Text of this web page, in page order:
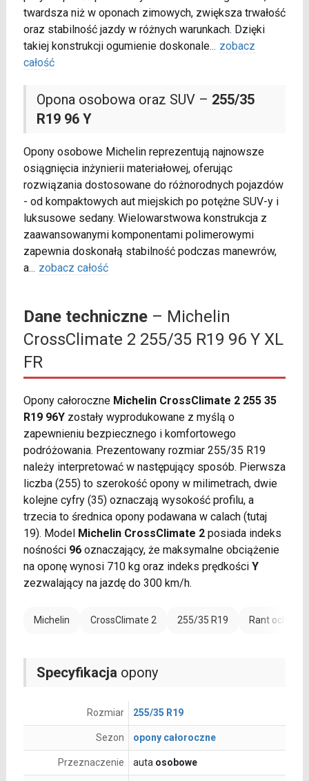
twardsza niż w oponach zimowych, zwiększa trwałość
oraz stabilność jazdy w różnych warunkach. Dzięki
takiej konstrukcji ogumienie doskonale... zobacz
całość
Opona osobowa oraz SUV – 255/35
R19 96 Y
Opony osobowe Michelin reprezentują najnowsze
osiągnięcia inżynierii materiałowej, oferując
rozwiązania dostosowane do różnorodnych pojazdów
- od kompaktowych aut miejskich po potężne SUV-y i
luksusowe sedany. Wielowarstwowa konstrukcja z
zaawansowanymi komponentami polimerowymi
zapewnia doskonałą stabilność podczas manewrów,
a... zobacz całość
Dane techniczne– Michelin
CrossClimate 2 255/35 R19 96 Y XL
FR
Opony całoroczne Michelin CrossClimate 2 255 35
R19 96Yzostały wyprodukowane z myślą o
zapewnieniu bezpiecznego i komfortowego
podróżowania. Prezentowany rozmiar 255/35 R19
należy interpretować w następujący sposób. Pierwsza
liczba (255) to szerokość opony w milimetrach, dwie
kolejne cyfry (35) oznaczają wysokość profilu, a
trzecia to średnica opony podawana w calach (tutaj
19). Model Michelin CrossClimate 2posiada indeks
nośności 96oznaczający, że maksymalne obciążenie
na oponę wynosi 710 kg oraz indeks prędkości Y
zezwalający na jazdę do 300 km/h.
Michelin CrossClimate 2 255/35 R19 Rant
Specyfikacja opony
Rozmiar 255/35 R19
Sezon opony całoroczne
Przeznaczenie auta osobowe